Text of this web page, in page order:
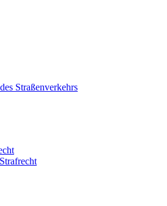
Straßenverkehrs